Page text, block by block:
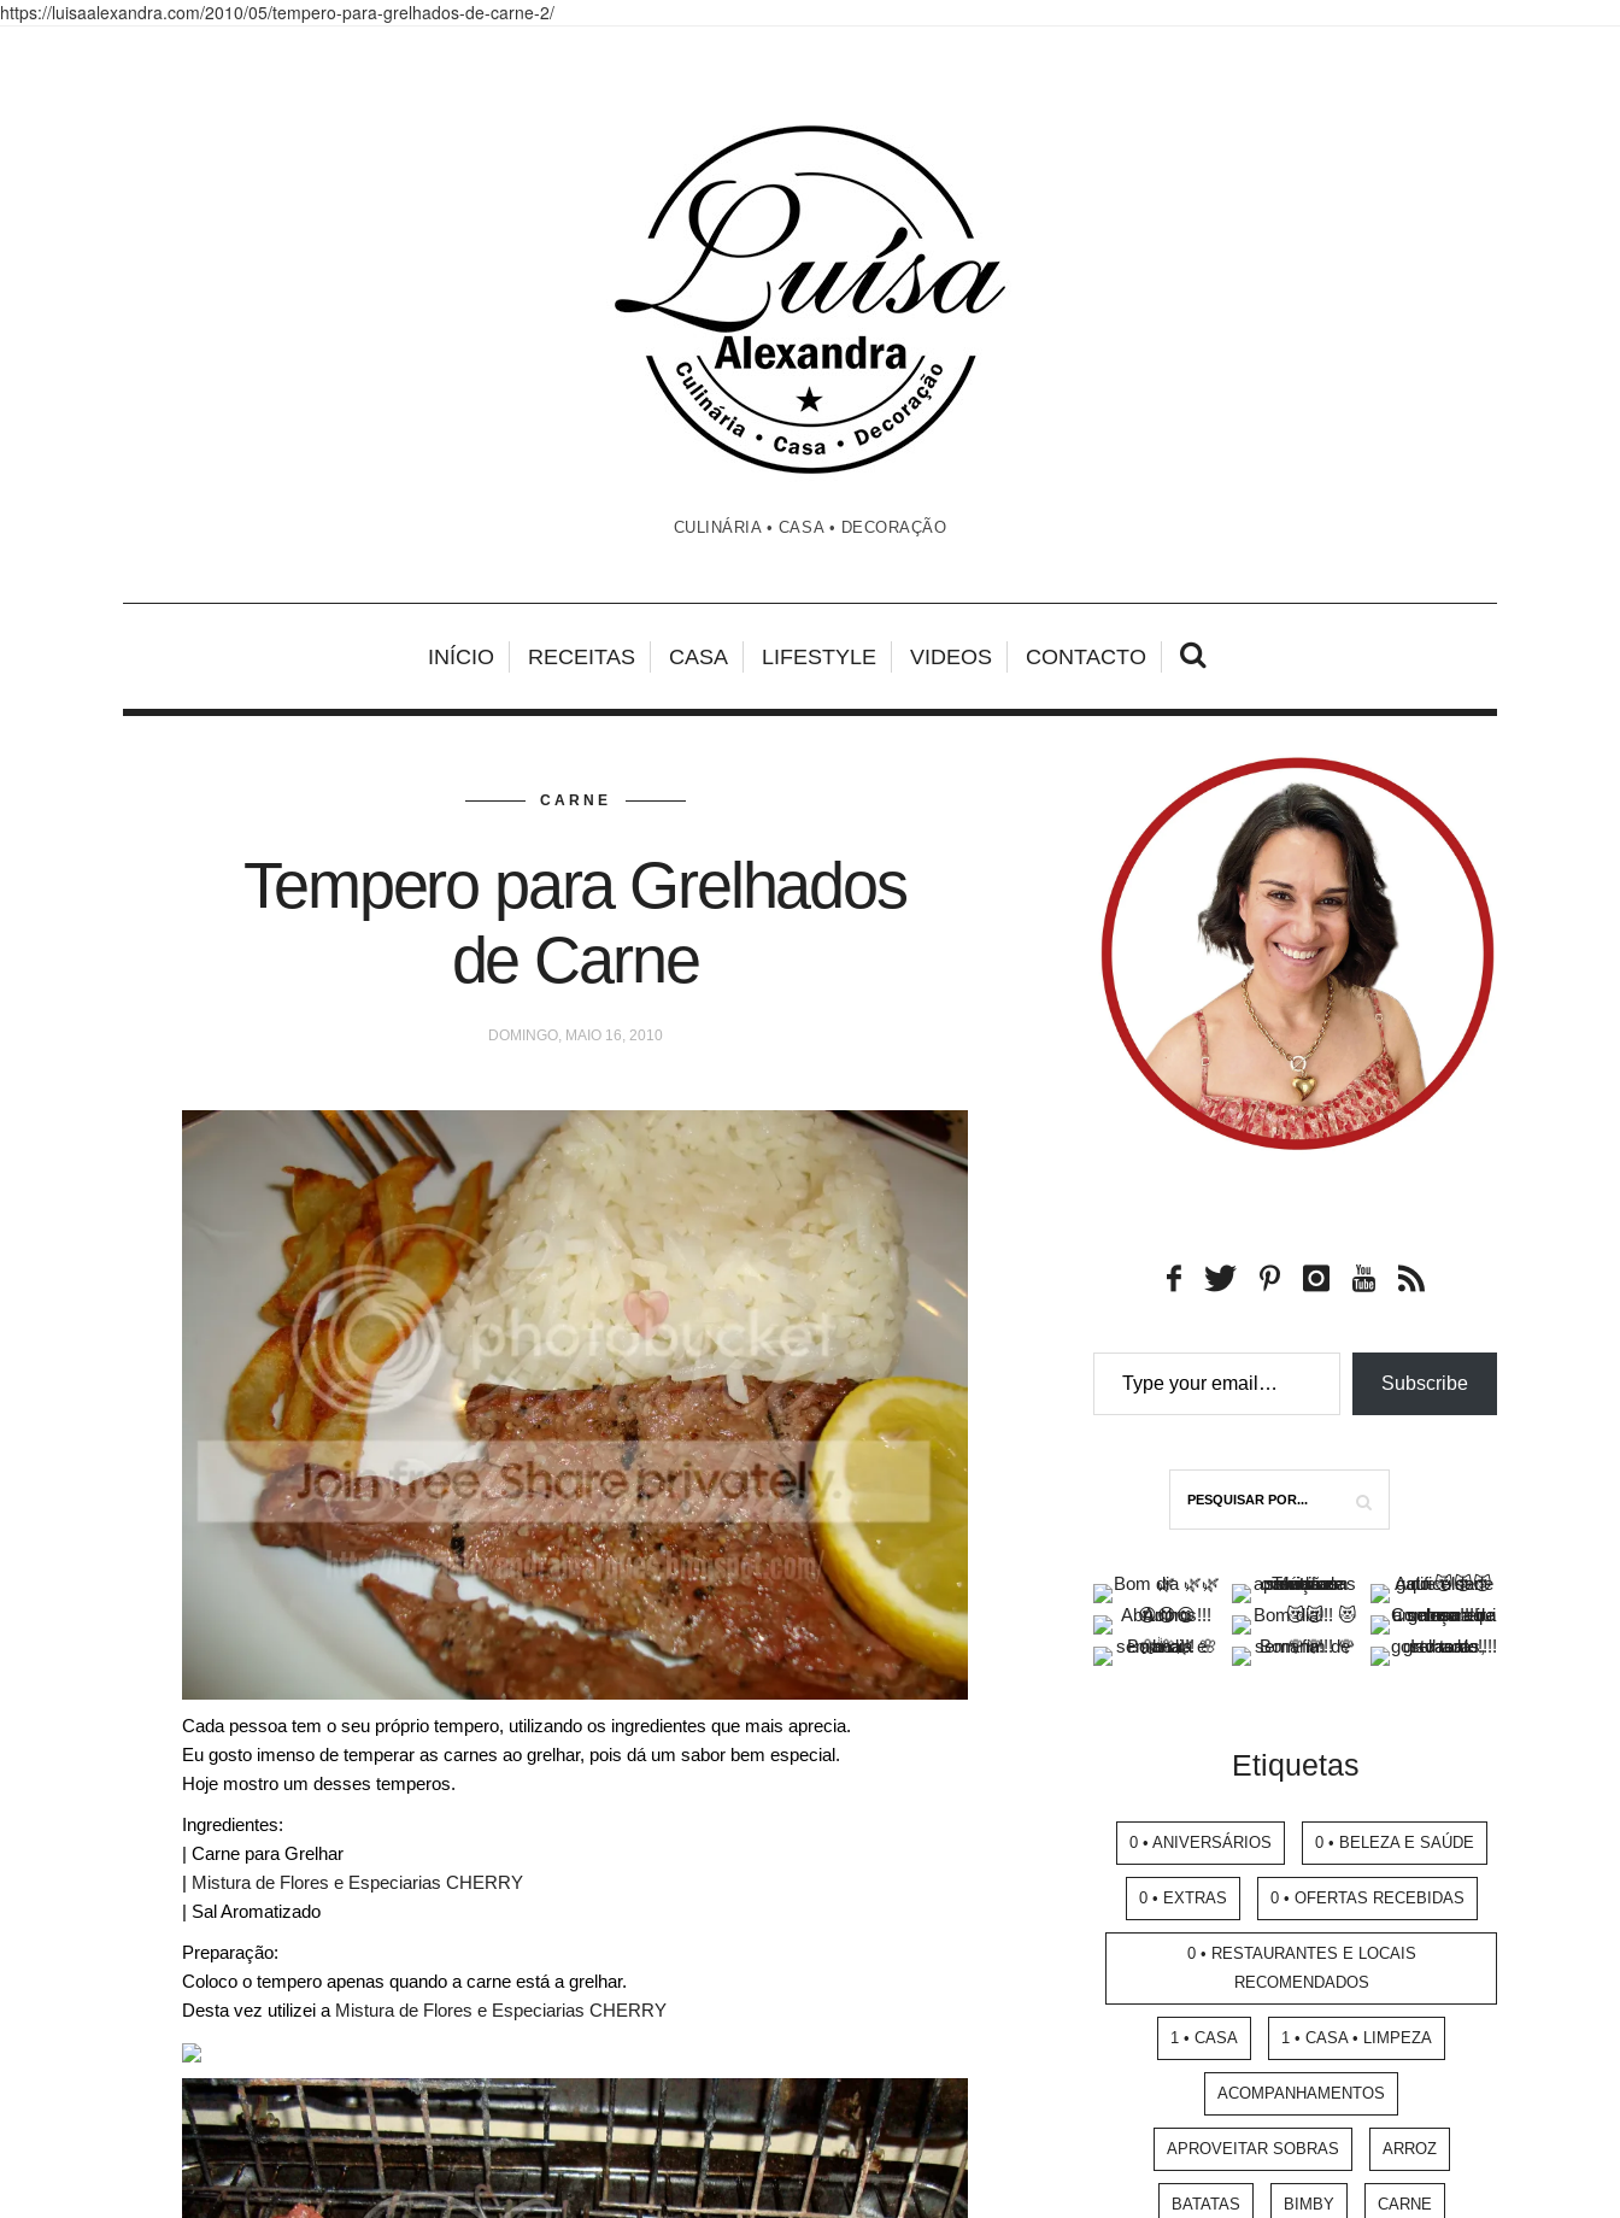
https://luisaalexandra.com/2010/05/tempero-para-grelhados-de-carne-2/
CULINÁRIA • CASA • DECORAÇÃO
INÍCIO RECEITAS CASA LIFESTYLE VIDEOS CONTACTO
CARNE
Tempero para Grelhados
de Carne
DOMINGO, MAIO 16, 2010
Cada pessoa tem o seu próprio tempero, utilizando os ingredientes que mais aprecia.
Eu gosto imenso de temperar as carnes ao grelhar, pois dá um sabor bem especial.
Hoje mostro um desses temperos.
Ingredientes:
| Carne para Grelhar
| Mistura de Flores e Especiarias CHERRY
| Sal Aromatizado
Preparação:
Coloco o tempero apenas quando a carne está a grelhar.
Desta vez utilizei a Mistura de Flores e Especiarias CHERRY
Type your email…
Subscribe
Etiquetas
0 • ANIVERSÁRIOS 0 • BELEZA E SAÚDE
0 • EXTRAS 0 • OFERTAS RECEBIDAS
0 • RESTAURANTES E LOCAIS
RECOMENDADOS
1 • CASA 1 • CASA • LIMPEZA
ACOMPANHAMENTOS
APROVEITAR SOBRAS ARROZ
BATATAS BIMBY CARNE